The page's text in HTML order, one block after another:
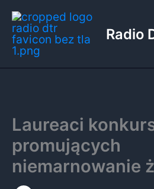
Przejdź
do
treści
Radio
Laureaci
promujących
niemarnowanie